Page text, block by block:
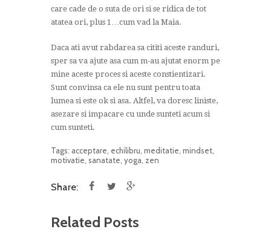
care cade de o suta de ori si se ridica de tot
atatea ori, plus 1…cum vad la Maia.
Daca ati avut rabdarea sa cititi aceste randuri,
sper sa va ajute asa cum m-au ajutat enorm pe
mine aceste proces si aceste constientizari.
Sunt convinsa ca ele nu sunt pentru toata
lumea si este ok si asa. Altfel, va doresc liniste,
asezare si impacare cu unde sunteti acum si
cum sunteti.
Tags: acceptare, echilibru, meditatie, mindset,
motivatie, sanatate, yoga, zen
Share:
Related Posts